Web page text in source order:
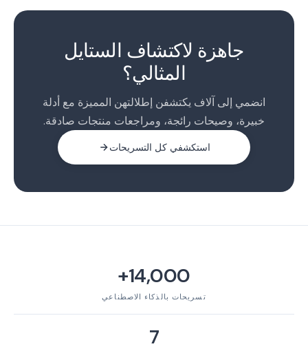
جاهزة لاكتشاف الستايل
المثالي؟
انضمي إلى آلاف يكتشفن إطلالتهن المميزة مع أدلة
خبيرة، وصيحات رائجة، ومراجعات منتجات صادقة.
استكشفي كل التسريحات
14,000+
تسريحات بالذكاء الاصطناعي
7